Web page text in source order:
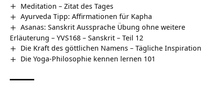
Meditation – Zitat des Tages
Ayurveda Tipp: Affirmationen für Kapha
Asanas: Sanskrit Aussprache Übung ohne weitere
Erläuterung – YVS168 – Sanskrit – Teil 12
Die Kraft des göttlichen Namens – Tägliche Inspiration
Die Yoga-Philosophie kennen lernen 101